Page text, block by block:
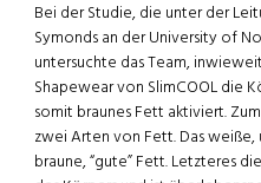
Bei der Studie, die unter der
Symonds an der University of
untersuchte das Team,
Shapewear von SlimCOOL die
somit braunes Fett aktiviert.
zwei Arten von Fett. Das
braune, “gute” Fett. Letzteres